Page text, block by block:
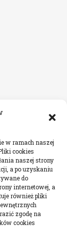
w ramach naszej
cookies
naszej strony
a po uzyskaniu
do
internetowej, a
również pliki
zgodę na
cookies
S
N
1
2
8
9
15
16